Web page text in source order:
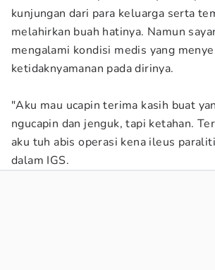
kunjungan dari para keluarga serta
melahirkan buah hatinya. Namun
mengalami kondisi medis yang
ketidaknyamanan pada dirinya.
"Aku mau ucapin terima kasih buat
ngucapin dan jenguk, tapi ketahan.
aku tuh abis operasi kena ileus
dalam IGS.